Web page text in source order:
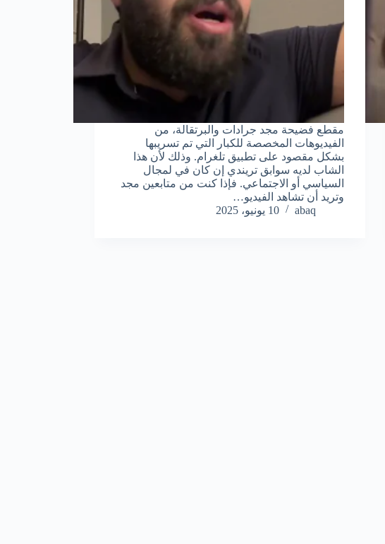
مقطع فضيحة مجد جرادات والبرتقالة، من
الفيديوهات المخصصة للكبار التي تم تسريبها
بشكل مقصود على تطبيق تلغرام. وذلك لأن هذا
الشاب لديه سوابق تريندي إن كان في لمجال
السياسي أو الاجتماعي. فإذا كنت من متابعين مجد
وتريد أن تشاهد الفيديو…
abaq
10 يونيو، 2025